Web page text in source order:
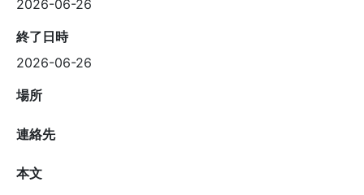
2026-06-26
終了日時
2026-06-26
場所
連絡先
本文